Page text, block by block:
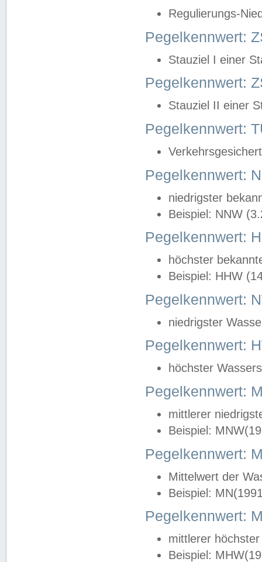
Regulierungs-
Pegelkennwert:
Stauziel I einer
Pegelkennwert:
Stauziel II einer
Pegelkennwert:
Pegelkennwert:
niedrigster
Beispiel: NNW
Pegelkennwert:
höchster
Beispiel: HHW
Pegelkennwert:
niedrigster
Pegelkennwert:
höchster
Pegelkennwert:
mittlerer
Beispiel:
Pegelkennwert:
Mittelwert der
Beispiel:
Pegelkennwert:
mittlerer
Beispiel: